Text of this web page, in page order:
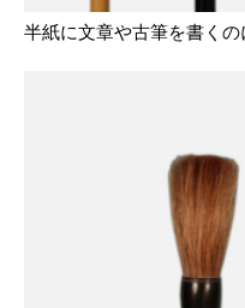
半紙に文章や古筆を書く